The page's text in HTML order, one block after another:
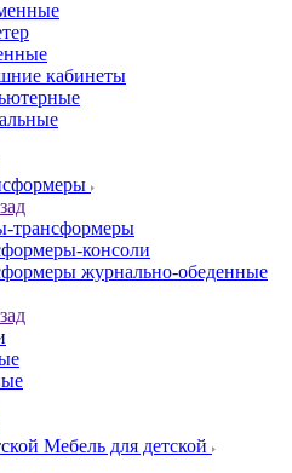
кабинеты
трансформеры
консоли
журнально-обеденные
Мебель для детской